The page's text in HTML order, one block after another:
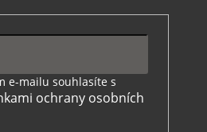
e-mailu souhlasíte s
ochrany osobních